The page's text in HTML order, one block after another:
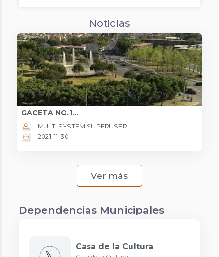
Noticias
GACETA NO.1...
MULTI.SYSTEM.SUPERUSER
2021-11-30
Ver más
Dependencias Municipales
Casa de la Cultura